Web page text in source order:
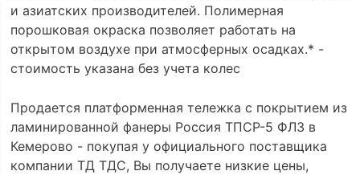
и азиатских производителей. Полимерная
порошковая окраска позволяет работать на
открытом воздухе при атмосферных осадках.* -
стоимость указана без учета колес
Продается платформенная тележка с покрытием из
ламинированной фанеры Россия ТПСР-5 ФЛЗ в
Кемерово - покупая у официального поставщика
компании ТД ТДС, Вы получаете низкие цены,